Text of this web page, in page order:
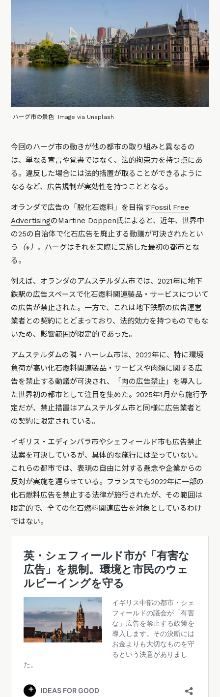
ハーグ市の景色 Image via Unsplash
今回のハーグ市の動きが他の都市の取り組みと異なるの
は、単なる宣言や覚書ではなく、法的拘束力を持つ点にあ
る。違反した場合には法的措置が取ることができるように
なるなど、広告規制が実効性を持つこととなる。
オランダで広告の「脱化石燃料」を目指すFossil Free
AdvertisingのMartine Doppen氏によると、近年、世界中
の25の自治体で化石広告を廃止する動議が可決されたとい
う
（※） 。ハーグはそれを実際に実施した最初の都市とな
る。
例えば、オランダのアムステルダム市では、2021年に地下
鉄駅の広告スペースで化石燃料関連製品・サービスについて
の広告が禁止された。一方で、これは地下鉄駅の広告運営
業者との契約にとどまっており、法的効力を持つものでもな
いため、影響範囲が限定的であった。
アムステルダムの隣・ハーレム市は、2022年に、特に環境
負荷が高い化石燃料関連製品・サービスや肉類に関する広
告を禁止する動議が可決され、「 肉の広告禁止 」を導入し
た世界初の都市として注目を集めた。2025年1月から施行予
定だが、禁止措置はアムステルダム市と同様に広告業者と
の契約に限定されている。
イギリス・エディンバラ市やシェフィールド市も広告禁止
法案を可決しているが、具体的な施行には至っていない。
これらの都市では、表現の自由に対する懸念や企業からの
反対が実施を遅らせている。フランスでも2022年に一部の
化石燃料広告を禁止する法律が施行されたが、その範囲は
限定的で、全ての化石燃料関連広告を対象としているわけ
ではない。